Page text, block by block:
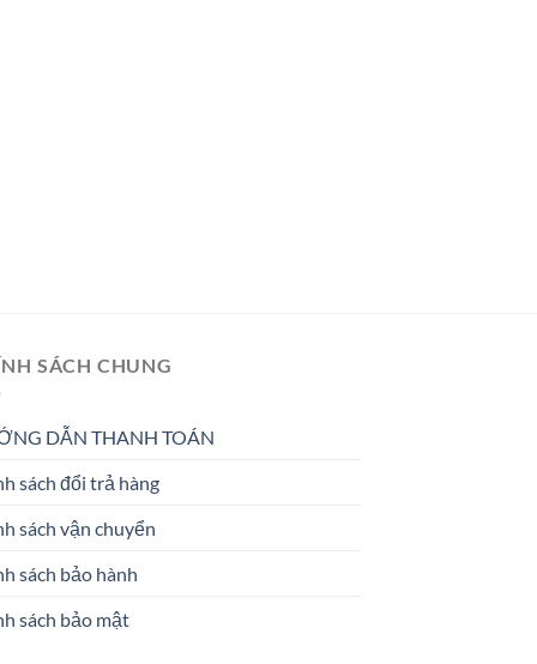
SÁCH CHUNG
DẪN THANH TOÁN
sách đổi trả hàng
sách vận chuyển
sách bảo hành
sách bảo mật